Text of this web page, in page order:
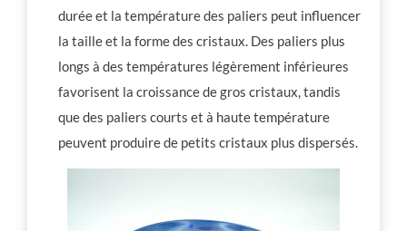
durée et la température des paliers peut influencer
la taille et la forme des cristaux. Des paliers plus
longs à des températures légèrement inférieures
favorisent la croissance de gros cristaux, tandis
que des paliers courts et à haute température
peuvent produire de petits cristaux plus dispersés.